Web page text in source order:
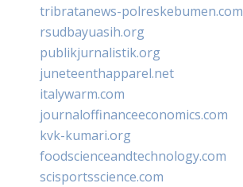
tribratanews-polreskebumen.com
rsudbayuasih.org
publikjurnalistik.org
juneteenthapparel.net
italywarm.com
journaloffinanceeconomics.com
kvk-kumari.org
foodscienceandtechnology.com
scisportsscience.com